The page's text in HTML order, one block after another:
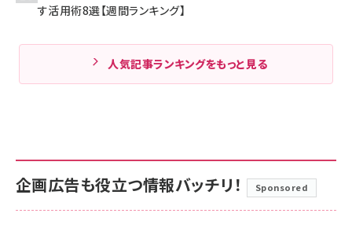
す活用術8選【週間ランキング】
人気記事ランキングをもっと見る
企画広告も役立つ情報バッチリ！ Sponsored